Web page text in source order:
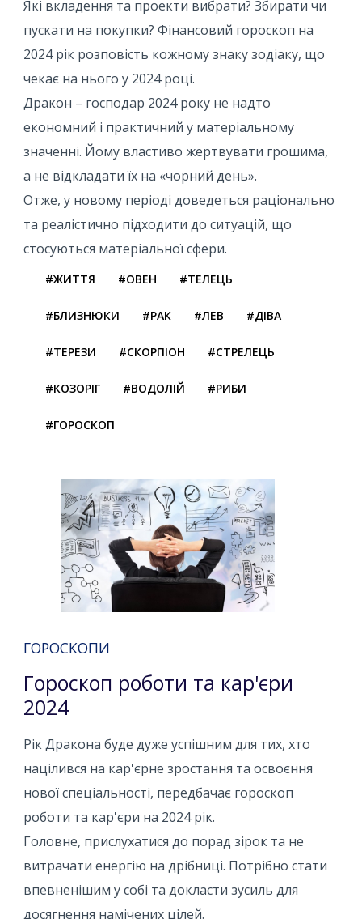
Які вкладення та проекти вибрати? Збирати чи
пускати на покупки? Фінансовий гороскоп на
2024 рік розповість кожному знаку зодіаку, що
чекає на нього у 2024 році.
Дракон – господар 2024 року не надто
економний і практичний у матеріальному
значенні. Йому властиво жертвувати грошима,
а не відкладати їх на «чорний день».
Отже, у новому періоді доведеться раціонально
та реалістично підходити до ситуацій, що
стосуються матеріальної сфери.
#ЖИТТЯ #ОВЕН #ТЕЛЕЦЬ
#БЛИЗНЮКИ #РАК #ЛЕВ #ДІВА
#ТЕРЕЗИ #СКОРПІОН #СТРЕЛЕЦЬ
#КОЗОРІГ #ВОДОЛІЙ #РИБИ
#ГОРОСКОП
ГОРОСКОПИ
Гороскоп роботи та кар'єри
2024
Рік Дракона буде дуже успішним для тих, хто
націлився на кар'єрне зростання та освоєння
нової спеціальності, передбачає гороскоп
роботи та кар'єри на 2024 рік.
Головне, прислухатися до порад зірок та не
витрачати енергію на дрібниці. Потрібно стати
впевненішим у собі та докласти зусиль для
досягнення намічених цілей.